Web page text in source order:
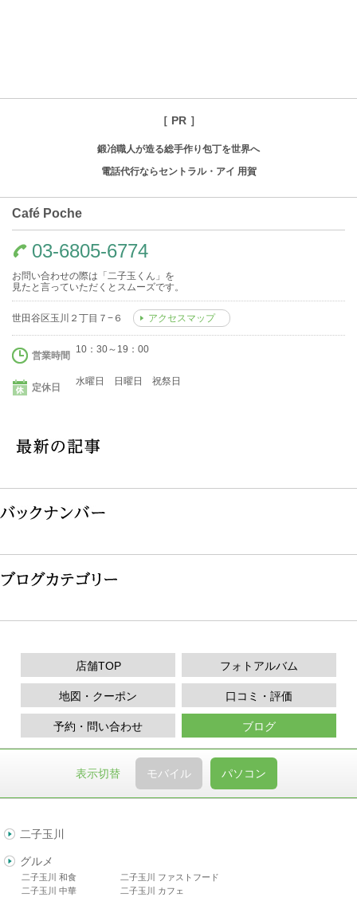
［ PR ］
鍛冶職人が造る総手作り包丁を世界へ
電話代行ならセントラル・アイ 用賀
Café Poche
03-6805-6774
お問い合わせの際は「二子玉くん」を
見たと言っていただくとスムーズです。
世田谷区玉川２丁目７−６ アクセスマップ
営業時間
10：30～19：00
定休日
水曜日 日曜日 祝祭日
店舗TOP フォトアルバム
口コミ・評価
地図・クーポン
ブログ
予約・問い合わせ
表示切替 モバイル パソコン
二子玉川
グルメ
二子玉川 和食
二子玉川 中華
二子玉川 ファストフード
二子玉川 カフェ